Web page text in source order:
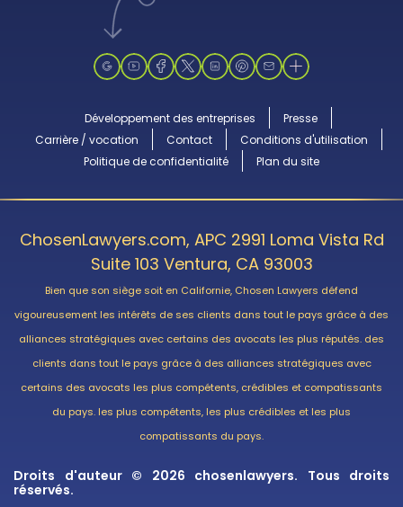
Développement des entreprises
Presse
Carrière / vocation
Contact
Conditions d'utilisation
Politique de confidentialité
Plan du site
ChosenLawyers.com, APC 2991 Loma Vista Rd
Suite 103 Ventura, CA 93003
Bien que son siège soit en Californie, Chosen Lawyers défend
vigoureusement les intérêts de ses clients dans tout le pays grâce à des
alliances stratégiques avec certains des avocats les plus réputés. des
clients dans tout le pays grâce à des alliances stratégiques avec
certains des avocats les plus compétents, crédibles et compatissants
du pays. les plus compétents, les plus crédibles et les plus
compatissants du pays.
Droits d'auteur © 2026 chosenlawyers. Tous droits
réservés.